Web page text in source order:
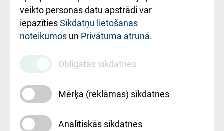
ārstniecības
iestādes kods
010000234
Maksas
pakalpojumu
cenrādis
veikto personas datu apstrādi var
iepazītiesSīkdatņu lietošanas
noteikumos un Privātuma atrunā.
Obligātās sīkdatnes
Mērķa (reklāmas) sīkdatnes
Analītiskās sīkdatnes